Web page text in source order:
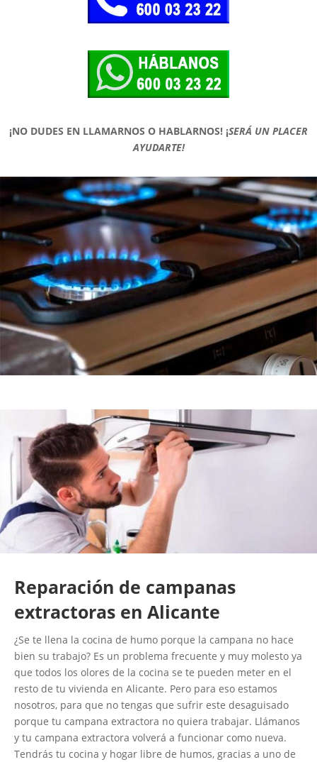
¡NO DUDES EN LLAMARNOS O HABLARNOS! ¡SERÁ UN PLACER
AYUDARTE!
Reparación de campanas
extractoras en Alicante
¿Se te llena la cocina de humo porque la campana no hace
bien su trabajo? Es un problema frecuente y muy molesto ya
que todos los olores de la cocina se te pueden meter en el
resto de tu vivienda en Alicante. Pero para eso estamos
nosotros, para que no tengas que sufrir este desaguisado
porque tu campana extractora no quiera trabajar. Llámanos
y tu campana extractora volverá a funcionar como nueva.
Tendrás tu cocina y hogar libre de humos, gracias a uno de